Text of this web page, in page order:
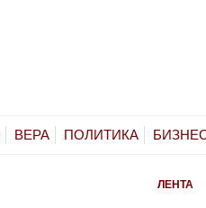
ВЕРА ПОЛИТИКА
ЛЕНТА